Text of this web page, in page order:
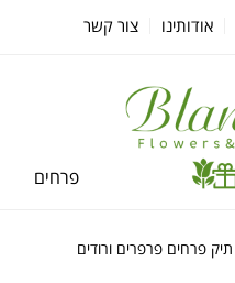
אודותינו צור קשר
פרחים
תיק פרחים פרפרים ורודים